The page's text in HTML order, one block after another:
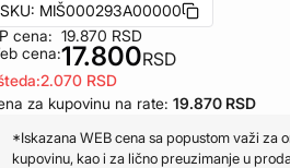
SKU: MIŠ000293A00000
cena:
cena:
19.870 RSD
17.800RSD
2.070 RSD
za kupovinu na rate: 19.870 RSD
*Iskazana WEB cena sa popustom važi za
kupovinu, kao i za lično preuzimanje u